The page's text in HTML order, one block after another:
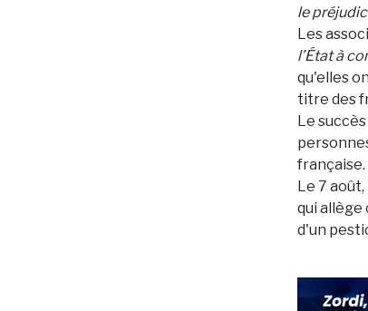
le
Les
l’État à
qu'elles
titre des
Le
française.
Le 7
qui
d'un